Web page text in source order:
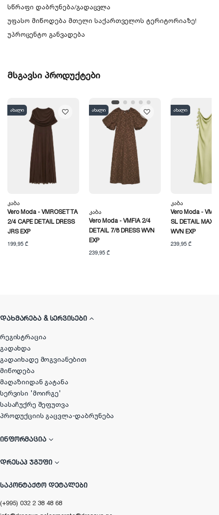
სწრაფი დაბრუნება/გადაცვლა
უფასო მიწოდება მთელი საქართველოს ტერიტორიაზე!
უპროცენტო განვადება
მსგავსი პროდუქტები
ახალი
Კაბა
Vero Moda - VMROSETTA
2/4 CAPE DETAIL DRESS
JRS EXP
199,95 ₾
ახალი
Კაბა
Vero Moda - VMFIA 2/4
DETAIL 7/8 DRESS WVN
EXP
239,95 ₾
ახალი
Კაბა
Vero Moda -
SL DETAIL MAXI
WVN EXP
239,95 ₾
ᲓᲐᲮᲛᲐᲠᲔᲑᲐ & ᲡᲔᲠᲕᲘᲡᲔᲑᲘ
რეგისტრაცია
გადახდა
გადაიხადე მოგვიანებით
მიწოდება
მაღაზიიდან გატანა
სერვისი 'მოირგე'
სასაჩუქრე შეფუთვა
პროდუქციის გაცვლა-დაბრუნება
ᲘᲜᲤᲝᲠᲛᲐᲪᲘᲐ
ᲓᲠᲔᲡᲐᲞ ᲯᲒᲣᲤᲘ
ᲡᲐᲙᲝᲜᲢᲐᲥᲢᲝ ᲓᲔᲢᲐᲚᲔᲑᲘ
(+995) 032 2 38 48 68